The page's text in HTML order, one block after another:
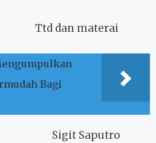
Ttd dan materai
Bagi
Sigit Saputro